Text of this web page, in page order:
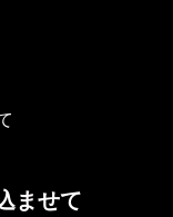
ませて